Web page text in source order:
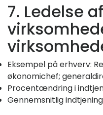
7. Ledelse af
Eksempel på erhverv:
økonomichef;
Procentændring i
Gennemsnitlig indtjening